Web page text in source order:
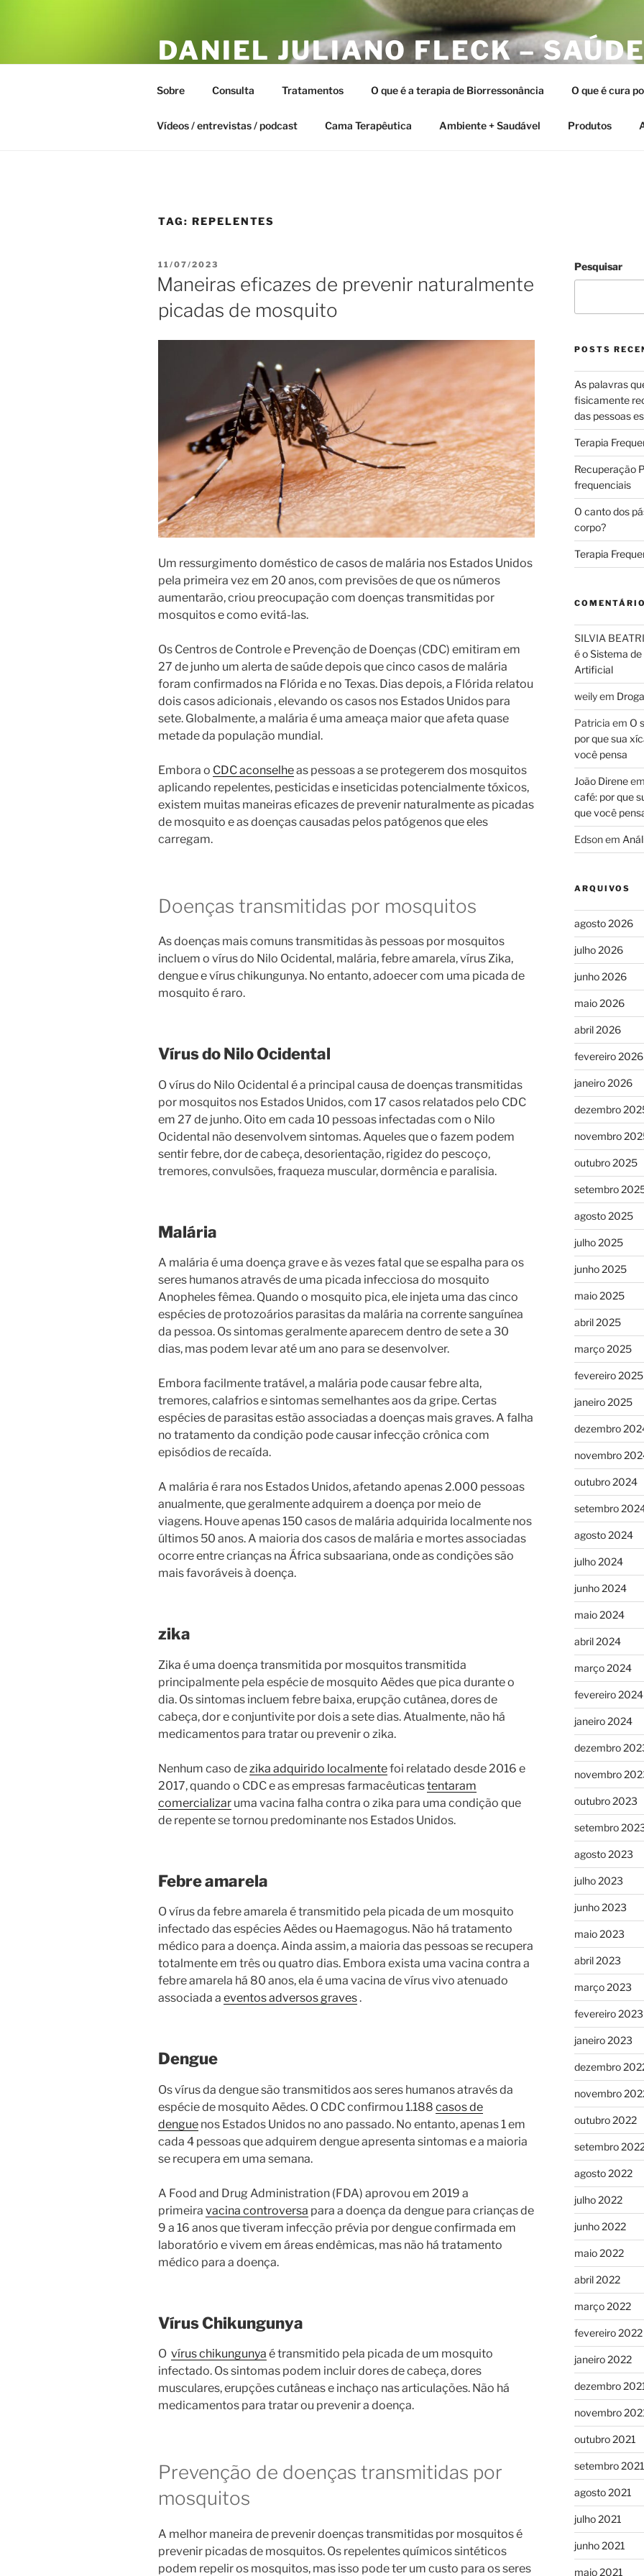
DANIEL JULIANO FLECK –
ESTAR – TERAPIAS
Sobre Consulta Tratamentos O que é a terapia de Biorressonância O que é cura
Vídeos / entrevistas / podcast Cama Terapêutica Ambiente + Saudável Produtos
TAG: REPELENTES
PUBLICADO
EM
11/07/2023
Maneiras eficazes de prevenir naturalmente
picadas de mosquito
Um ressurgimento doméstico de casos de malária nos Estados Unidos
pela primeira vez em 20 anos, com previsões de que os números
aumentarão, criou preocupação com doenças transmitidas por
mosquitos e como evitá-las.
Os Centros de Controle e Prevenção de Doenças (CDC) emitiram em
27 de junho um alerta de saúde depois que cinco casos de malária
foram confirmados na Flórida e no Texas. Dias depois, a Flórida relatou
dois casos adicionais , elevando os casos nos Estados Unidos para
sete. Globalmente, a malária é uma ameaça maior que afeta quase
metade da população mundial.
Embora o CDC aconselheas pessoas a se protegerem dos mosquitos
aplicando repelentes, pesticidas e inseticidas potencialmente tóxicos,
existem muitas maneiras eficazes de prevenir naturalmente as picadas
de mosquito e as doenças causadas pelos patógenos que eles
carregam.
Doenças transmitidas por mosquitos
As doenças mais comuns transmitidas às pessoas por mosquitos
incluem o vírus do Nilo Ocidental, malária, febre amarela, vírus Zika,
dengue e vírus chikungunya. No entanto, adoecer com uma picada de
mosquito é raro.
Vírus do Nilo Ocidental
O vírus do Nilo Ocidental é a principal causa de doenças transmitidas
por mosquitos nos Estados Unidos, com 17 casos relatados pelo CDC
em 27 de junho. Oito em cada 10 pessoas infectadas com o Nilo
Ocidental não desenvolvem sintomas. Aqueles que o fazem podem
sentir febre, dor de cabeça, desorientação, rigidez do pescoço,
tremores, convulsões, fraqueza muscular, dormência e paralisia.
Malária
A malária é uma doença grave e às vezes fatal que se espalha para os
seres humanos através de uma picada infecciosa do mosquito
Anopheles fêmea. Quando o mosquito pica, ele injeta uma das cinco
espécies de protozoários parasitas da malária na corrente sanguínea
da pessoa. Os sintomas geralmente aparecem dentro de sete a 30
dias, mas podem levar até um ano para se desenvolver.
Embora facilmente tratável, a malária pode causar febre alta,
tremores, calafrios e sintomas semelhantes aos da gripe. Certas
espécies de parasitas estão associadas a doenças mais graves. A falha
no tratamento da condição pode causar infecção crônica com
episódios de recaída.
A malária é rara nos Estados Unidos, afetando apenas 2.000 pessoas
anualmente, que geralmente adquirem a doença por meio de
viagens. Houve apenas 150 casos de malária adquirida localmente nos
últimos 50 anos. A maioria dos casos de malária e mortes associadas
ocorre entre crianças na África subsaariana, onde as condições são
mais favoráveis ​​à doença.
zika
Zika é uma doença transmitida por mosquitos transmitida
principalmente pela espécie de mosquito Aëdes que pica durante o
dia. Os sintomas incluem febre baixa, erupção cutânea, dores de
cabeça, dor e conjuntivite por dois a sete dias. Atualmente, não há
medicamentos para tratar ou prevenir o zika.
Nenhum caso dezika adquirido localmentefoi relatado desde 2016 e
2017, quando o CDC e as empresas farmacêuticastentaram
comercializar uma vacina falha contra o zika para uma condição que
de repente se tornou predominante nos Estados Unidos.
Febre amarela
O vírus da febre amarela é transmitido pela picada de um mosquito
infectado das espécies Aëdes ou Haemagogus. Não há tratamento
médico para a doença. Ainda assim, a maioria das pessoas se recupera
totalmente em três ou quatro dias. Embora exista uma vacina contra a
febre amarela há 80 anos, ela é uma vacina de vírus vivo atenuado
associada a eventos adversos graves.
Dengue
Os vírus da dengue são transmitidos aos seres humanos através da
espécie de mosquito Aëdes. O CDC confirmou 1.188 casos de
dengue nos Estados Unidos no ano passado. No entanto, apenas 1 em
cada 4 pessoas que adquirem dengue apresenta sintomas e a maioria
se recupera em uma semana.
A Food and Drug Administration (FDA) aprovou em 2019 a
primeira vacina controversa para a doença da dengue para crianças de
9 a 16 anos que tiveram infecção prévia por dengue confirmada em
laboratório e vivem em áreas endêmicas, mas não há tratamento
médico para a doença.
Vírus Chikungunya
O vírus chikungunya é transmitido pela picada de um mosquito
infectado. Os sintomas podem incluir dores de cabeça, dores
musculares, erupções cutâneas e inchaço nas articulações. Não há
medicamentos para tratar ou prevenir a doença.
Prevenção de doenças transmitidas por
mosquitos
A melhor maneira de prevenir doenças transmitidas por mosquitos é
prevenir picadas de mosquitos. Os repelentes químicos sintéticos
podem repelir os mosquitos, mas isso pode ter um custo para os seres
Pesquisar
POSTS
As palavras
fisicamente
das pessoas
Terapia
Recuperação
frequenciais
O canto dos
corpo?
Terapia
SILVIA
é o Sistema
Artificial
weilyem
Patricia em O
por que sua
você pensa
João Direneem
café: por que
que você
Edsonem
ARQUIVOS
agosto 2026
julho 2026
junho 2026
maio 2026
abril 2026
fevereiro 2026
janeiro 2026
dezembro
novembro
outubro 2025
setembro
agosto 2025
julho 2025
junho 2025
maio 2025
abril 2025
março 2025
fevereiro 2025
janeiro 2025
dezembro
novembro
outubro 2024
setembro
agosto 2024
julho 2024
junho 2024
maio 2024
abril 2024
março 2024
fevereiro 2024
janeiro 2024
dezembro
novembro
outubro 2023
setembro
agosto 2023
julho 2023
junho 2023
maio 2023
abril 2023
março 2023
fevereiro 2023
janeiro 2023
dezembro
novembro
outubro 2022
setembro
agosto 2022
julho 2022
junho 2022
maio 2022
abril 2022
março 2022
fevereiro 2022
janeiro 2022
dezembro
novembro
outubro 2021
setembro 2021
agosto 2021
julho 2021
junho 2021
maio 2021